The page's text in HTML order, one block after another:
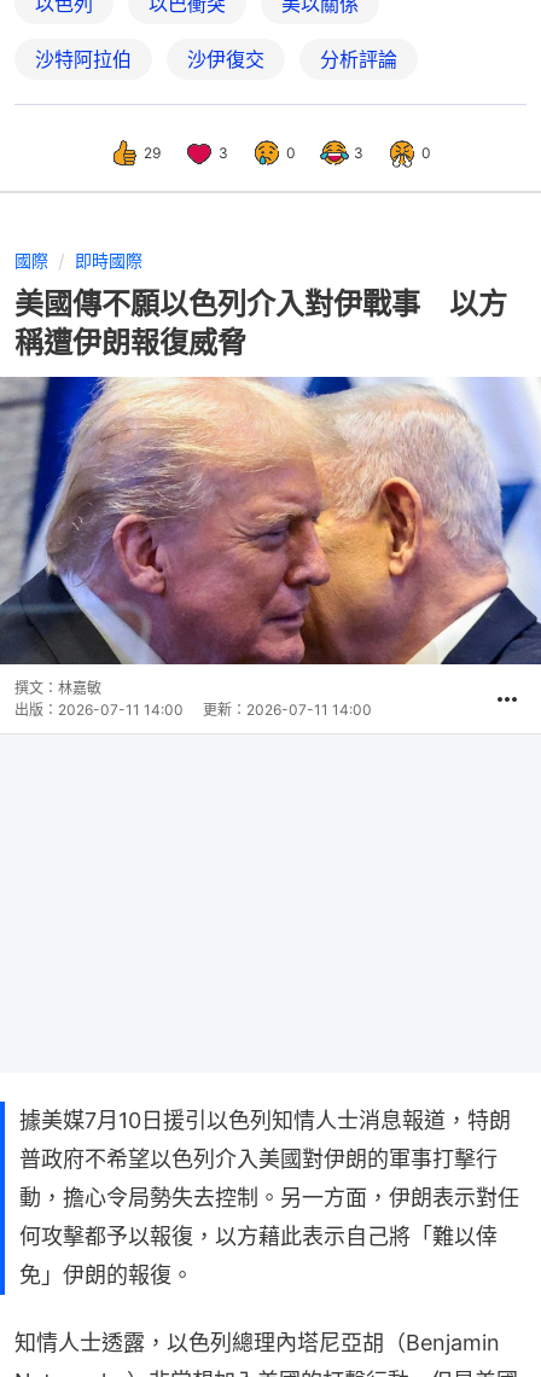
沙特阿拉伯 沙伊復交 分析評論
29 3 0 3 0
國際 即時國際
美國傳不願以色列介入對伊戰事 以方
稱遭伊朗報復威脅
撰文： 林嘉敏
出版： 2026-07-11 14:00 更新： 2026-07-11 14:00
據美媒7月10日援引以色列知情人士消息報道，特朗
普政府不希望以色列介入美國對伊朗的軍事打擊行
動，擔心令局勢失去控制。另一方面，伊朗表示對任
何攻擊都予以報復，以方藉此表示自己將「難以倖
免」伊朗的報復。
知情人士透露，以色列總理內塔尼亞胡（Benjamin